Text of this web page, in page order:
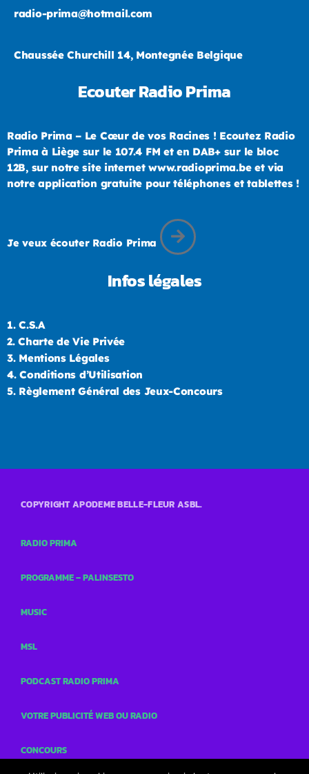
radio-prima@hotmail.com
Chaussée Churchill 14, Montegnée Belgique
Ecouter Radio Prima
Radio Prima – Le Cœur de vos Racines ! Ecoutez Radio
Prima à Liège sur le 107.4 FM et en DAB+ sur le bloc
12B, sur notre site internet www.radioprima.be et via
notre application gratuite pour téléphones et tablettes !
Je veux écouter Radio Prima
Infos légales
1. C.S.A
2. Charte de Vie Privée
3. Mentions Légales
4. Conditions d’Utilisation
5. Règlement Général des Jeux-Concours
COPYRIGHT APODEME BELLE-FLEUR ASBL.
RADIO PRIMA
PROGRAMME – PALINSESTO
MUSIC
MSL
PODCAST RADIO PRIMA
VOTRE PUBLICITÉ WEB OU RADIO
CONCOURS